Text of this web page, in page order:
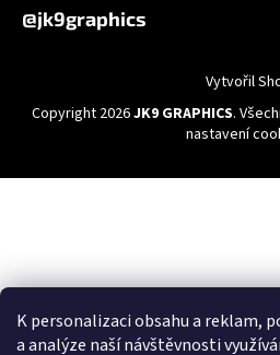
K personalizaci obsahu a reklam,
a analýze naší návštěvnosti
@jk9graphics
Vytvořil
Copyright 2026JK9 GRAPHICS.
nastavení